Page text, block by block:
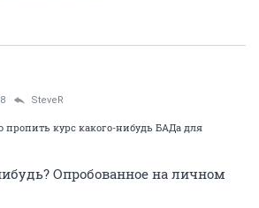
SteveR
пропить курс какого-нибудь БАДа для
Опробованное на личном